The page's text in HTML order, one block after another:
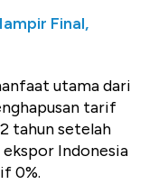
Final,
utama dari
tarif
tahun setelah
ekspor Indonesia
0%.